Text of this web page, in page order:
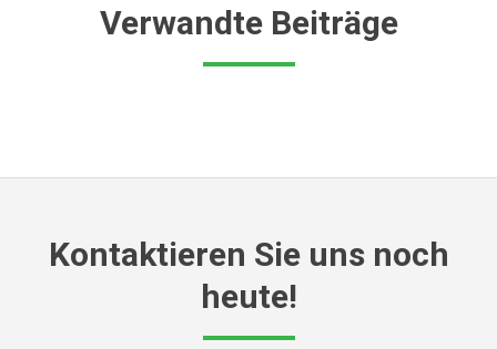
Verwandte Beiträge
Kontaktieren Sie uns noch
heute!